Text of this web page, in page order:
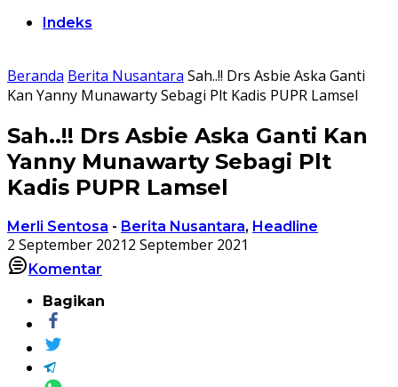
Indeks
Beranda Berita Nusantara Sah..!! Drs Asbie Aska Ganti
Kan Yanny Munawarty Sebagi Plt Kadis PUPR Lamsel
Sah..!! Drs Asbie Aska Ganti Kan
Yanny Munawarty Sebagi Plt
Kadis PUPR Lamsel
Merli Sentosa - Berita Nusantara, Headline
2 September 20212 September 2021
Komentar
Bagikan